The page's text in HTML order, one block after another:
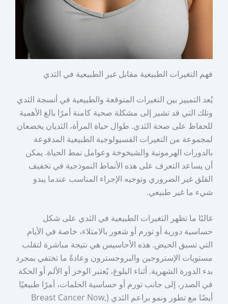
فهم التغيرات الطبيعية مقابل غير الطبيعية في الثدي
يُعد التمييز بين التغيرات المتوقعة والطبيعية في أنسجة الثدي
وتلك التي قد تشير إلى مشكلة صحية كامنة أمرًا بالغ الأهمية
للحفاظ على صحة الثدي. طوال حياة المرأة، الثديان يخضعان
لمجموعة من التغيرات الفسيولوجية الطبيعية المدفوعة
بالدورات الهرمونية والشيخوخة وعوامل نمط الحياة. يمكن
أن يساعد التعرف على هذه الأنماط النموذجية في تخفيف
القلق غير الضروري وتوجيه الإجراء المناسب عندما يبدو
شيء ما غير طبيعي.
غالبًا ما تظهر التغيرات الطبيعية في الثدي على شكل
حساسية دورية أو تورم أو شعور بالامتلاء، خاصة في الأيام
التي تسبق الحيض. هذه الأحاسيس هي نتيجة مباشرة لتقلب
مستويات الإستروجين والبروجسترون وعادةً ما تختفي بمجرد
بدء الدورة الشهرية. أثناء البلوغ، يُعتبر الوخز أو الألم أو الحكة
في الصدر، إلى جانب تورم أو حساسية الحلمات، أمرًا طبيعيًا
أيضًا مع تطور ونمو براعم الثدي (Breast Cancer Now,